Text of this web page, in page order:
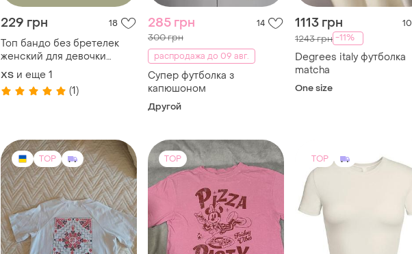
229 грн 18
Топ бандо без бретелек
женский для девочки
белый чёрный розовый
мокко меланж
ХS и еще 1
(1)
285 грн 14
300 грн
распродажа до 09 авг.
Супер футболка з
капюшоном
Другой
1113 грн 10
1243 грн -11%
Degrees italy футболка
matcha
One size
TOP TOP TOP